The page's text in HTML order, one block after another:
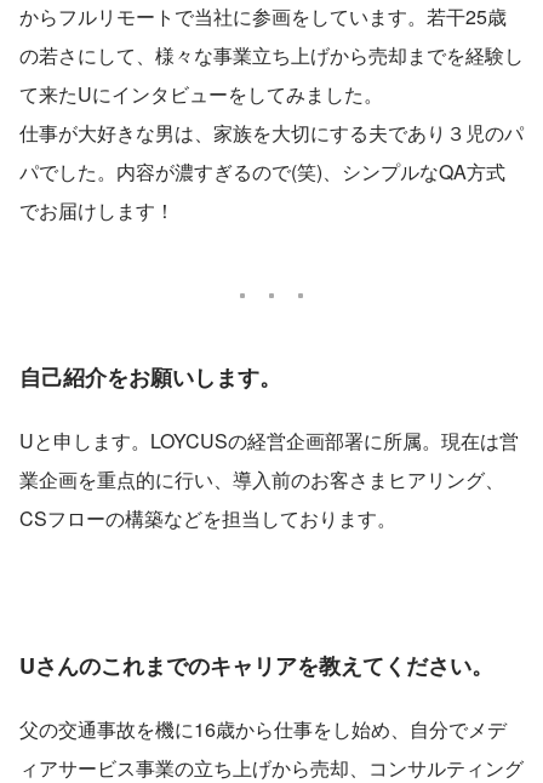
からフルリモートで当社に参画をしています。若干25歳
の若さにして、様々な事業立ち上げから売却までを経験し
て来たUにインタビューをしてみました。
仕事が大好きな男は、家族を大切にする夫であり３児のパ
パでした。内容が濃すぎるので(笑)、シンプルなQA方式
でお届けします！
自己紹介をお願いします。
Uと申します。LOYCUSの経営企画部署に所属。現在は営
業企画を重点的に行い、導入前のお客さまヒアリング、
CSフローの構築などを担当しております。
Uさんのこれまでのキャリアを教えてください。
父の交通事故を機に16歳から仕事をし始め、自分でメデ
ィアサービス事業の立ち上げから売却、コンサルティング